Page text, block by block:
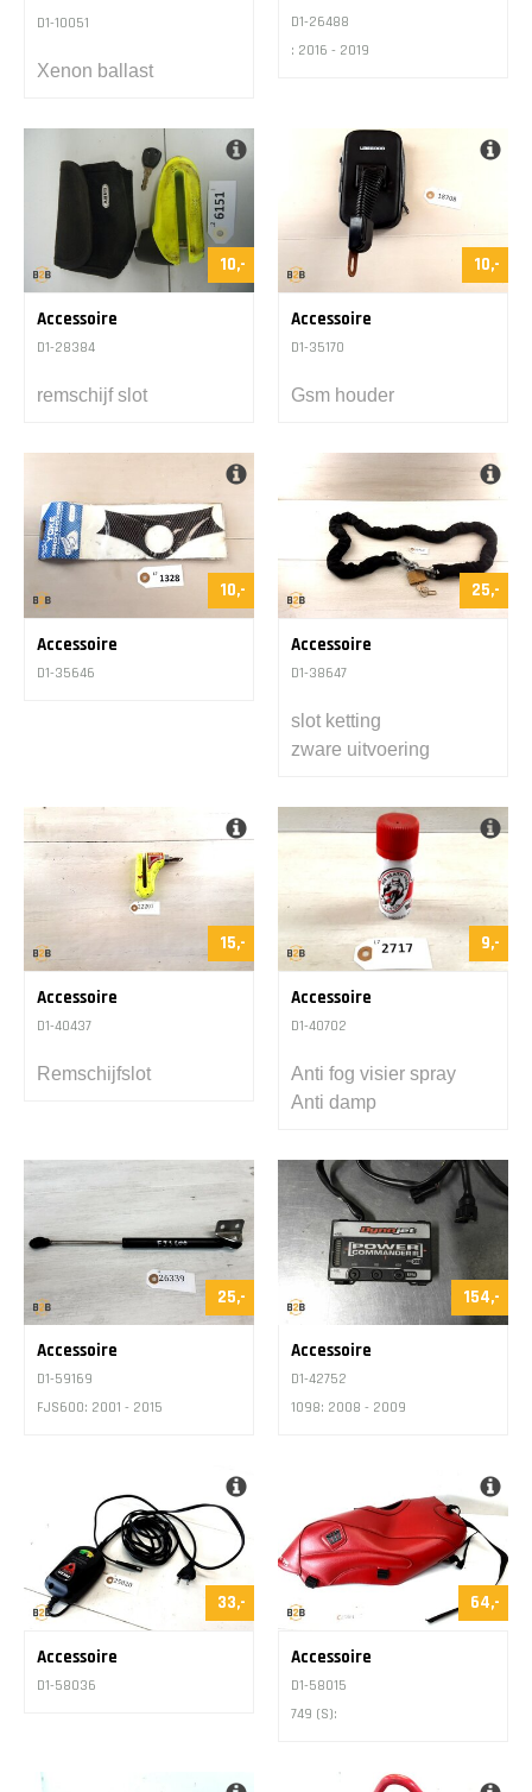
D1-10051
Xenon ballast
D1-26488
: 2016 - 2019
10,-
Accessoire
D1-28384
remschijf slot
10,-
Accessoire
D1-35170
Gsm houder
10,-
Accessoire
D1-35646
25,-
Accessoire
D1-38647
slot ketting
zware uitvoering
15,-
Accessoire
D1-40437
Remschijfslot
9,-
Accessoire
D1-40702
Anti fog visier spray
Anti damp
25,-
Accessoire
D1-59169
FJS600: 2001 - 2015
154,-
Accessoire
D1-42752
1098: 2008 - 2009
33,-
Accessoire
D1-58036
64,-
Accessoire
D1-58015
749 (S):